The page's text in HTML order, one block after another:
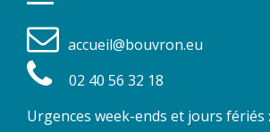
accueil@bouvron.eu
02 40 56 32 18
Urgences week-ends et jours fériés :